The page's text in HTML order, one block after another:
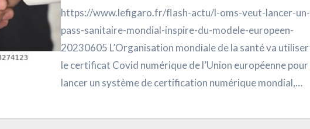
https://www.lefigaro.fr/flash-actu/l-oms-veut-lancer-un-
pass-sanitaire-mondial-inspire-du-modele-europeen-
20230605 L’Organisation mondiale de la santé va utiliser
le certificat Covid numérique de l’Union européenne pour
lancer un système de certification numérique mondial,